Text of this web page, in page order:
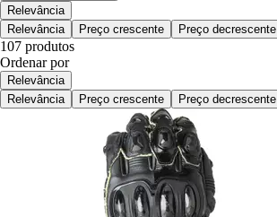
Relevância
Relevância
Preço crescente Preço decrescente
107 produtos
Ordenar por
Relevância
Relevância
Preço crescente Preço decrescente